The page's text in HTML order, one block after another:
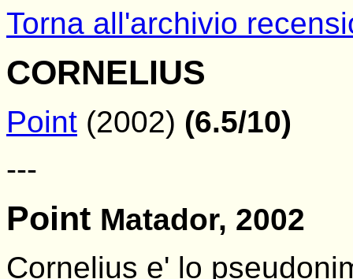
Torna all'archivio
CORNELIUS
Point (2002) (6.5/10)
---
Point Matador, 2002
Cornelius e' lo